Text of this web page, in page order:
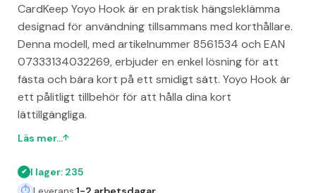
CardKeep Yoyo Hook är en praktisk hängsleklämma
designad för användning tillsammans med korthållare.
Denna modell, med artikelnummer 8561534 och EAN
07333134032269, erbjuder en enkel lösning för att
fästa och bära kort på ett smidigt sätt. Yoyo Hook är
ett pålitligt tillbehör för att hålla dina kort
lättillgängliga.
Läs mer...
I lager: 235